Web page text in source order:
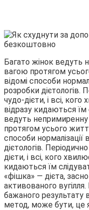
Багато жінок ведуть
вагою протягом
відомі способи
розробки дієтологів.
чудо-дієти, і всі,
відразу кидаються їм
ведуть
протягом усього
способи нормалізації
дієтологів.
дієти, і всі, кого
кидаються їм
«фішка» — дієта,
активованого
бажаного результату
метод, може бути, це